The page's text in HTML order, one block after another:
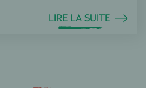
LIRE LA SUITE